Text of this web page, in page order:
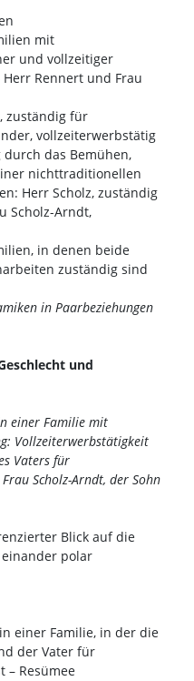
mit
und vollzeitiger
Rennert und Frau
zuständig für
vollzeiterwerbstätig
das Bemühen,
nichttraditionellen
Herr Scholz, zuständig
Scholz-Arndt,
in denen beide
zuständig sind
in Paarbeziehungen
und
einer Familie mit
Vollzeiterwerbstätigkeit
Vaters für
Scholz-Arndt, der Sohn
Blick auf die
polar
einer Familie, in der die
der Vater für
– Resümee